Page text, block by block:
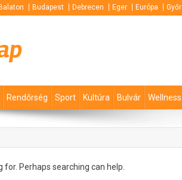
Balaton Budapest Debrecen Eger Európa Győr
Rendőrség Sport Kultúra Bulvár Wellness
for. Perhaps searching can help.